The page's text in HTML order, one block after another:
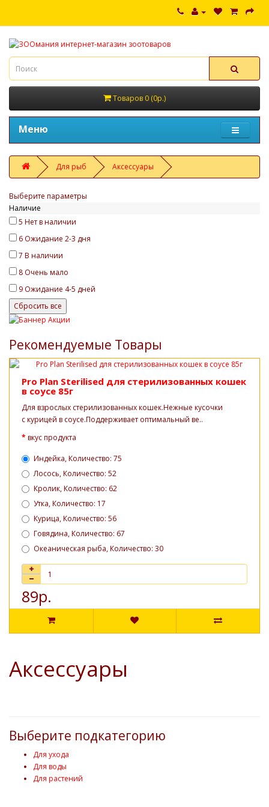
Товаров 0 (0р.)
Меню
Для рыб Аксессуары
Выберите параметры
Наличие
5 Нет в наличии
6 Ожидание 2-3 дня
7 В наличии
8 Очень мало
9 Ожидание 4-5 дней
Рекомендуемые Товары
Pro Plan Sterilised для стерилизованных кошек
в соусе 85г
Для взрослых стерилизованных кошек.Нежные кусочки
с курицей в соусе.Поддерживает оптимальный ве..
вкус продукта
Индейка, Количество: 75
Лосось, Количество: 52
Кролик, Количество: 62
Утка, Количество: 17
Курица, Количество: 56
Говядина, Количество: 67
Океаническая рыба, Количество: 30
89р.
Аксессуары
Выберите подкатегорию
Для ухода
Для воды
Для растений